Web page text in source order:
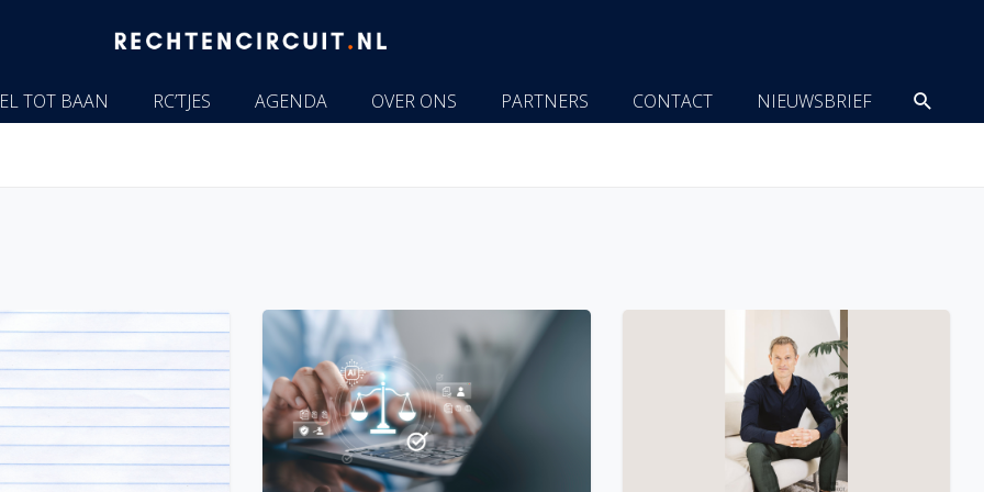
TOT BAAN RC’TJES AGENDA OVER ONS PARTNERS CONTACT NIEUWSBRIEF